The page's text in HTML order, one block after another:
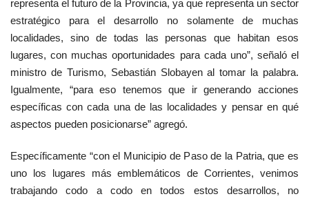
representa el futuro de la Provincia, ya que representa un sector
estratégico para el desarrollo no solamente de muchas
localidades, sino de todas las personas que habitan esos
lugares, con muchas oportunidades para cada uno”, señaló el
ministro de Turismo, Sebastián Slobayen al tomar la palabra.
Igualmente, “para eso tenemos que ir generando acciones
específicas con cada una de las localidades y pensar en qué
aspectos pueden posicionarse” agregó.
Específicamente “con el Municipio de Paso de la Patria, que es
uno los lugares más emblemáticos de Corrientes, venimos
trabajando codo a codo en todos estos desarrollos, no